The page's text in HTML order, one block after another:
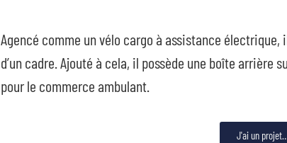
Agencé comme un vélo cargo à assistance électrique,
d’un cadre. Ajouté à cela, il possède une boîte arrière
pour le commerce ambulant.
J'ai un